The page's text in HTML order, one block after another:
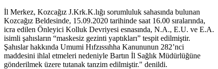
İl Merkez, Kozcağız J.Krk.K.lığı sorumluluk sahasında bulunan
Kozcağız Beldesinde, 15.09.2020 tarihinde saat 16.00 sıralarında,
icra edilen Önleyici Kolluk Devriyesi esnasında, N.A., E.U. ve E.A.
isimli şahısların “maskesiz gezinti yaptıkları” tespit edilmiştir.
Şahıslar hakkında Umumi Hıfzıssıhha Kanununun 282’nci
maddesini ihlal etmeleri nedeniyle Bartın İl Sağlık Müdürlüğüne
gönderilmek üzere tutanak tanzim edilmiştir." denildi.